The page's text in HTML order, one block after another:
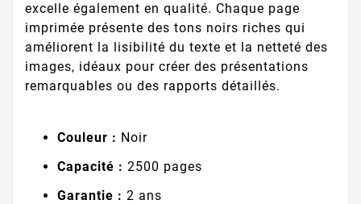
excelle également en qualité. Chaque page
imprimée présente des tons noirs riches qui
améliorent la lisibilité du texte et la netteté des
images, idéaux pour créer des présentations
remarquables ou des rapports détaillés.
Couleur : Noir
Capacité : 2500 pages
Garantie : 2 ans